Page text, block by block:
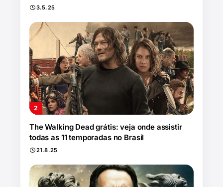
3.5.25
The Walking Dead grátis: veja onde assistir
todas as 11 temporadas no Brasil
21.8.25